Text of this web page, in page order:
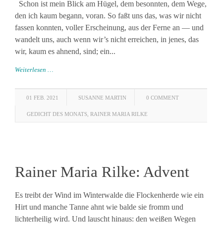
Schon ist mein Blick am Hügel, dem besonnten, dem Wege,
den ich kaum begann, voran. So faßt uns das, was wir nicht
fassen konnten, voller Erscheinung, aus der Ferne an — und
wandelt uns, auch wenn wir’s nicht erreichen, in jenes, das
wir, kaum es ahnend, sind; ein...
Weiterlesen …
01 FEB. 2021 SUSANNE MARTIN 0 COMMENT
GEDICHT DES MONATS RAINER MARIA RILKE
Rainer Maria Rilke: Advent
Es treibt der Wind im Winterwalde die Flockenherde wie ein
Hirt und manche Tanne ahnt wie balde sie fromm und
lichterheilig wird. Und lauscht hinaus: den weißen Wegen